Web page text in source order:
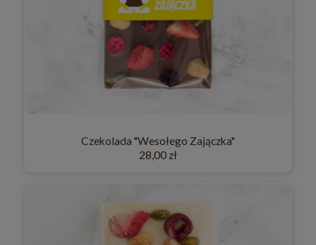
Czekolada "Wesołego Zajączka"
28,00 zł